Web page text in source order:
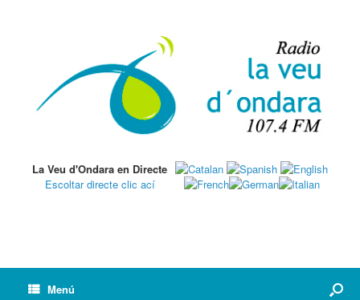
La Veu d'Ondara en Directe
Escoltar directe clic ací
Menú